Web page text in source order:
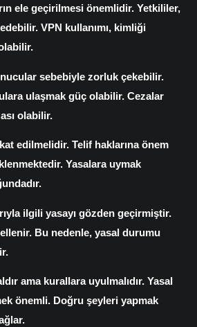
ele geçirilmesi önemlidir. Yetkililer,
VPN kullanımı, kimliği
sebebiyle zorluk çekebilir.
ulaşmak güç olabilir. Cezalar
olabilir.
edilmelidir. Telif haklarına önem
Yasalara uymak
ilgili yasayı gözden geçirmiştir.
Bu nedenle, yasal durumu
ama kurallara uyulmalıdır. Yasal
önemli. Doğru şeyleri yapmak